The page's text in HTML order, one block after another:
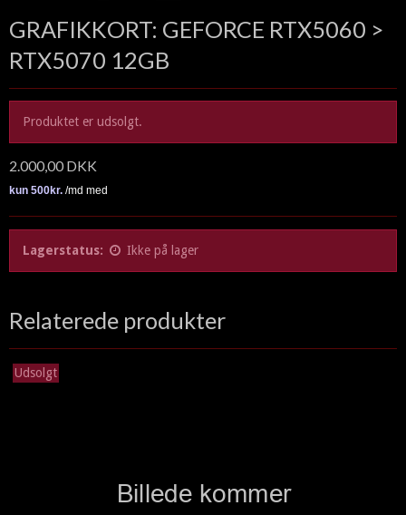
GRAFIKKORT: GEFORCE RTX5060 >
RTX5070 12GB
Produktet er udsolgt.
2.000,00 DKK
Lagerstatus: Ikke på lager
Relaterede produkter
Udsolgt